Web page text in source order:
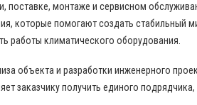
поставке, монтаже и сервисном
которые помогают создать стабильный
работы климатического оборудования.
объекта и разработки инженерного
заказчику получить единого